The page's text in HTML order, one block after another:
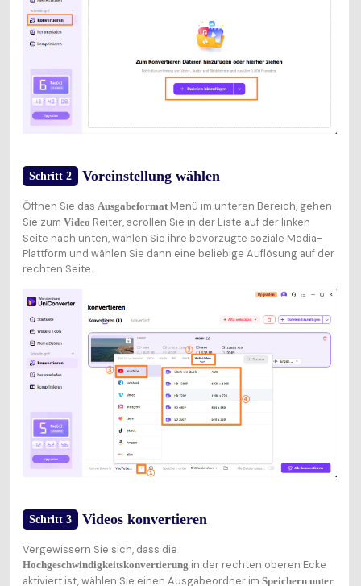
Schritt 2 Voreinstellung wählen
Öffnen Sie das AusgabeformatMenü im unteren Bereich, gehen
Sie zum Video Reiter, scrollen Sie in der Liste auf der linken
Seite nach unten, wählen Sie ihre bevorzugte soziale Media-
Plattform und wählen Sie dann eine beliebige Auflösung auf der
rechten Seite.
Schritt 3 Videos konvertieren
Vergewissern Sie sich, dass die
Hochgeschwindigkeitskonvertierung in der rechten oberen Ecke
aktiviert ist, wählen Sie einen Ausgabeordner im Speichern unter